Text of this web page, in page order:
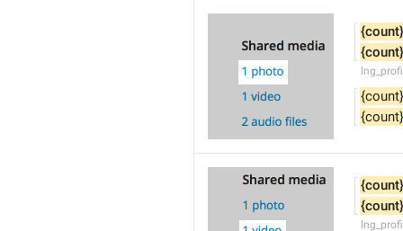
{count}
{count}
{count}
{count}
{count}
{count}